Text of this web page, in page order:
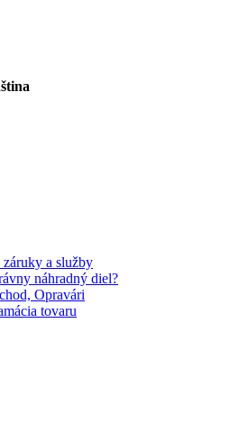
záruky a služby
náhradný diel?
Opravári
tovaru